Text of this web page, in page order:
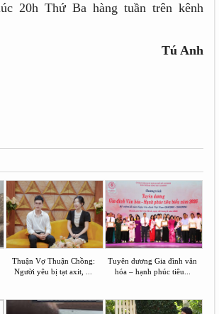
20h Thứ Ba hàng tuần trên kênh
Tú Anh
Thuận Vợ Thuận Chồng:
Người yêu bị tạt axit, ...
Tuyên dương Gia đình văn
hóa – hạnh phúc tiêu...